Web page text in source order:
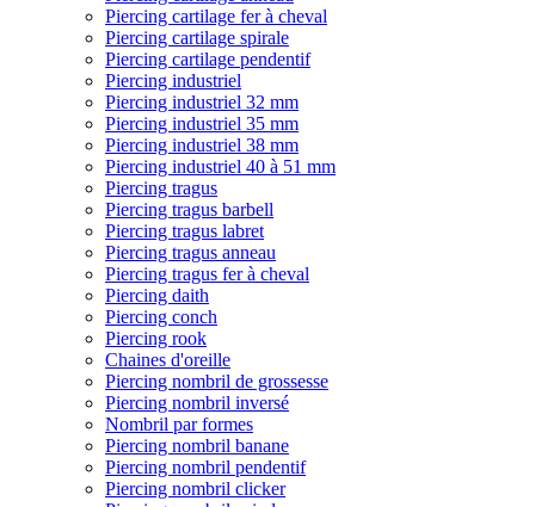
Piercing cartilage fer à cheval
Piercing cartilage spirale
Piercing cartilage pendentif
Piercing industriel
Piercing industriel 32 mm
Piercing industriel 35 mm
Piercing industriel 38 mm
Piercing industriel 40 à 51 mm
Piercing tragus
Piercing tragus barbell
Piercing tragus labret
Piercing tragus anneau
Piercing tragus fer à cheval
Piercing daith
Piercing conch
Piercing rook
Chaines d'oreille
Piercing nombril de grossesse
Piercing nombril inversé
Nombril par formes
Piercing nombril banane
Piercing nombril pendentif
Piercing nombril clicker